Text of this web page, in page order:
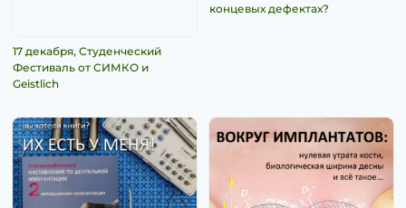
17 декабря, Студенческий
Фестиваль от СИМКО и
Geistlich
концевых дефектах?